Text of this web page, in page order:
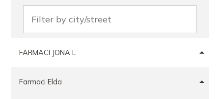
FARMACI JONA L
Farmaci Elda